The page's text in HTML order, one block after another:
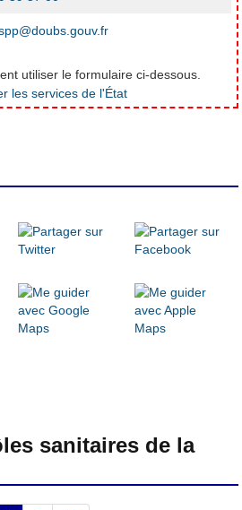
utiliser le formulaire ci-dessous.
sanitaires de la